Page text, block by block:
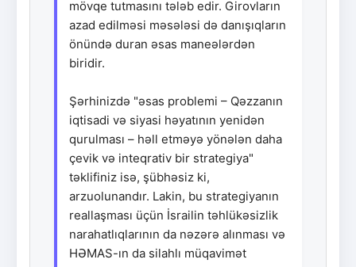
mövqe tutmasını tələb edir. Girovların
azad edilməsi məsələsi də danışıqların
önündə duran əsas maneələrdən
biridir.
Şərhinizdə "əsas problemi – Qəzzanın
iqtisadi və siyasi həyatının yenidən
qurulması – həll etməyə yönələn daha
çevik və inteqrativ bir strategiya"
təklifiniz isə, şübhəsiz ki,
arzuolunandır. Lakin, bu strategiyanın
reallaşması üçün İsrailin təhlükəsizlik
narahatlıqlarının da nəzərə alınması və
HƏMAS-ın da silahlı müqavimət